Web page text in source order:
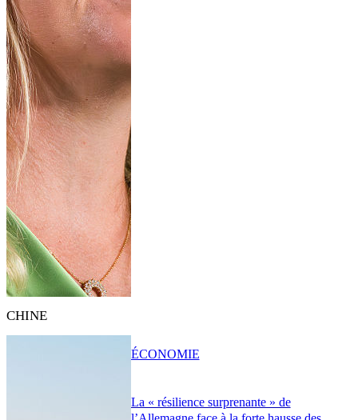
CHINE
La « résilience surprenante » de
ÉCONOMIE